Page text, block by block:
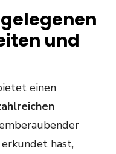
und
einen
hast,